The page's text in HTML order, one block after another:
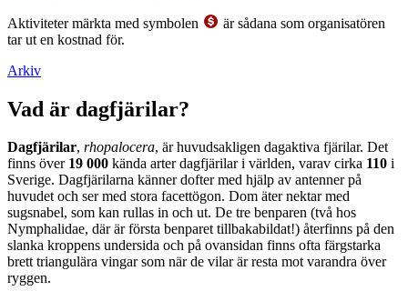
Aktiviteter märkta med symbolen
är sådana som organisatören
tar ut en kostnad för.
Arkiv
Vad är dagfjärilar?
Dagfjärilar, rhopalocera, är huvudsakligen dagaktiva fjärilar. Det
finns över 19 000 kända arter dagfjärilar i världen, varav cirka 110 i
Sverige. Dagfjärilarna känner dofter med hjälp av antenner på
huvudet och ser med stora facettögon. Dom äter nektar med
sugsnabel, som kan rullas in och ut. De tre benparen (två hos
Nymphalidae, där är första benparet tillbakabildat!) återfinns på den
slanka kroppens undersida och på ovansidan finns ofta färgstarka
brett triangulära vingar som när de vilar är resta mot varandra över
ryggen.